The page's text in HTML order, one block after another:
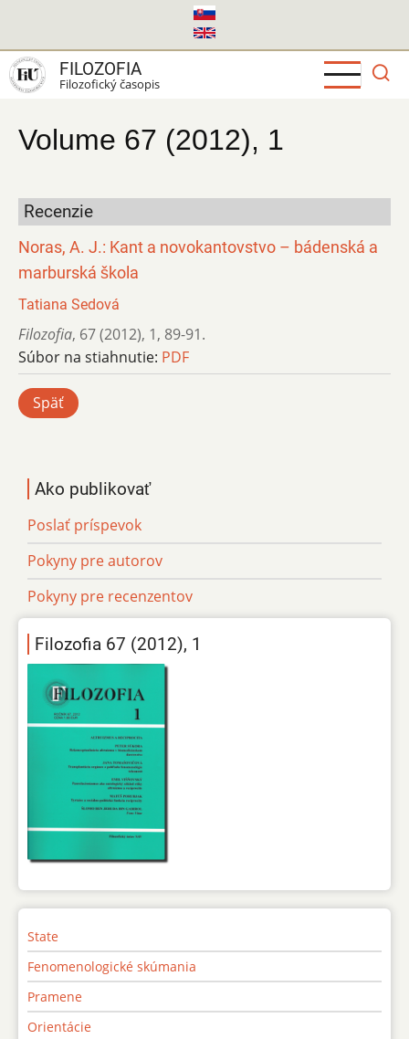
hlavný
obsah
FILOZOFIA
Filozofický časopis
Volume 67 (2012), 1
Recenzie
Noras, A. J.: Kant a novokantovstvo – bádenská a
marburská škola
Tatiana Sedová
Filozofia, 67 (2012), 1, 89-91.
Súbor na stiahnutie: PDF
Späť
Ako publikovať
Poslať príspevok
Pokyny pre autorov
Pokyny pre recenzentov
Filozofia 67 (2012), 1
State
Fenomenologické skúmania
Pramene
Orientácie